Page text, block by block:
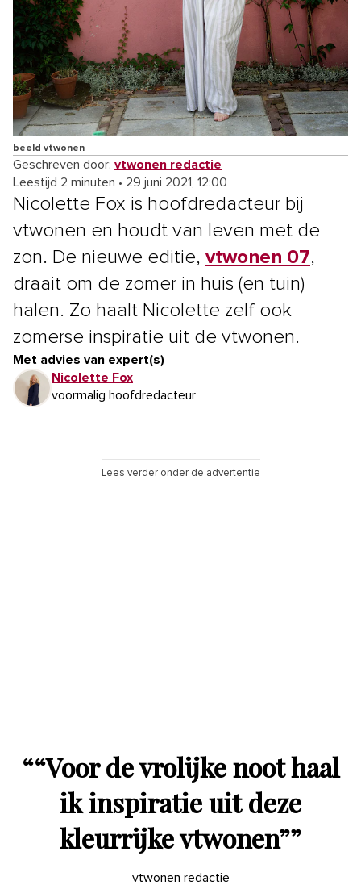
beeld vtwonen
Geschreven door: vtwonen redactie
Leestijd 2 minuten • 29 juni 2021, 12:00
Nicolette Fox is hoofdredacteur bij
vtwonen en houdt van leven met de
zon. De nieuwe editie, vtwonen 07,
draait om de zomer in huis (en tuin)
halen. Zo haalt Nicolette zelf ook
zomerse inspiratie uit de vtwonen.
Met advies van expert(s)
Nicolette Fox
voormalig hoofdredacteur
Lees verder onder de advertentie
““Voor de vrolijke noot haal
ik inspiratie uit deze
kleurrijke vtwonen””
vtwonen redactie